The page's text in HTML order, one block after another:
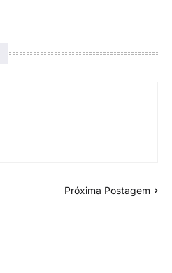
Próxima Postagem